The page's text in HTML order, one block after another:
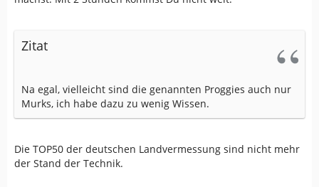
Zitat
Na egal, vielleicht sind die genannten Proggies auch nur
Murks, ich habe dazu zu wenig Wissen.
Die TOP50 der deutschen Landvermessung sind nicht mehr
der Stand der Technik.